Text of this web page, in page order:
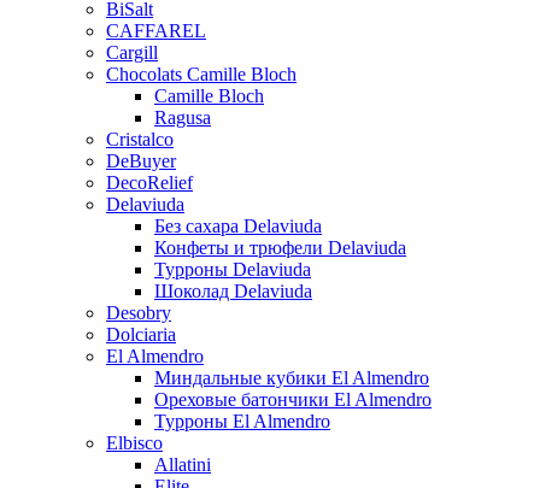
BiSalt
CAFFAREL
Cargill
Chocolats Camille Bloch
Camille Bloch
Ragusa
Cristalco
DeBuyer
DecoRelief
Delaviuda
Без сахара Delaviuda
Конфеты и трюфели Delaviuda
Турроны Delaviuda
Шоколад Delaviuda
Desobry
Dolciaria
El Almendro
Миндальные кубики El Almendro
Ореховые батончики El Almendro
Турроны El Almendro
Elbisco
Allatini